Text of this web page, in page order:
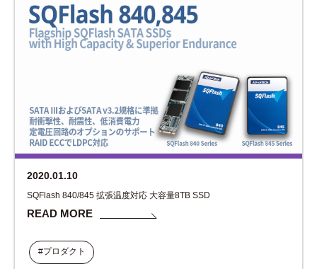
2020.01.10
SQFlash 840/845 拡張温度対応 大容量8TB SSD
READ MORE
#プロダクト